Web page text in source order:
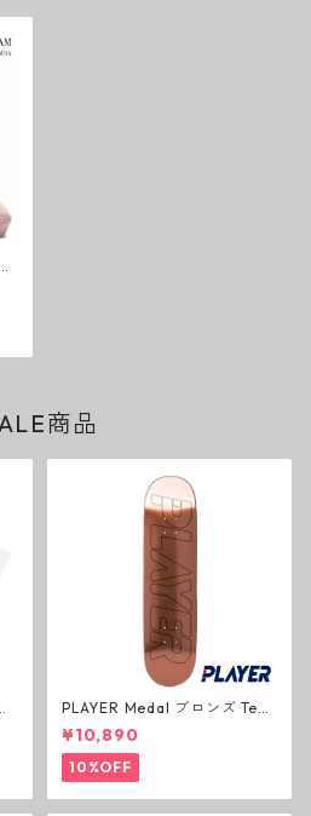
商品
PLAYER Medal ブロンズ Tea
m Deck P3 スケートボードデ
ッキ プレイヤー メダル
¥10,890
10%OFF